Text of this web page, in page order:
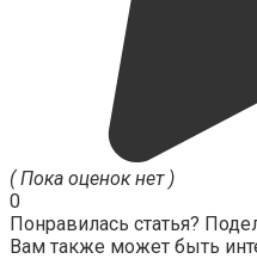
( Пока оценок нет )
0
Понравилась статья?
Вам также может быть